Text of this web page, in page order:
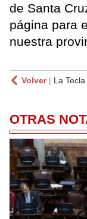
de Santa
página para
nuestra
Volver| La
OTRAS